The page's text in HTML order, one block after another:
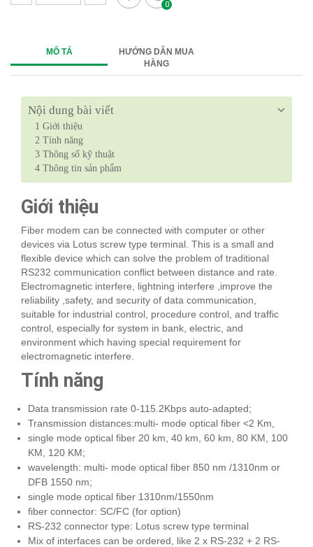
0
MÔ TẢ
HƯỚNG DẪN MUA
HÀNG
Nội dung bài viết
1 Giới thiệu
2 Tính năng
3 Thông số kỹ thuật
4 Thông tin sản phẩm
Giới thiệu
Fiber modem can be connected with computer or other
devices via Lotus screw type terminal. This is a small and
flexible device which can solve the problem of traditional
RS232 communication conflict between distance and rate.
Electromagnetic interfere, lightning interfere ,improve the
reliability ,safety, and security of data communication,
suitable for industrial control, procedure control, and traffic
control, especially for system in bank, electric, and
environment which having special requirement for
electromagnetic interfere.
Tính năng
Data transmission rate 0-115.2Kbps auto-adapted;
Transmission distances:multi- mode optical fiber <2 Km,
single mode optical fiber 20 km, 40 km, 60 km, 80 KM, 100
KM, 120 KM;
wavelength: multi- mode optical fiber 850 nm /1310nm or
DFB 1550 nm;
single mode optical fiber 1310nm/1550nm
fiber connector: SC/FC (for option)
RS-232 connector type: Lotus screw type terminal
Mix of interfaces can be ordered, like 2 x RS-232 + 2 RS-